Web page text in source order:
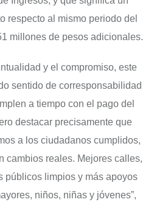
respecto al mismo periodo del
millones de pesos adicionales.
y el compromiso, este
sentido de corresponsabilidad
a tiempo con el pago del
destacar precisamente que
a los ciudadanos cumplidos,
cambios reales. Mejores calles,
públicos limpios y más apoyos
niños, niñas y jóvenes”,